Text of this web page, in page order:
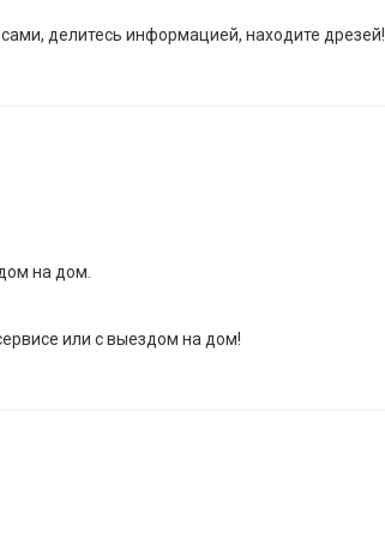
делитесь информацией, находите дрeзей!
на дом.
или с выездом на дом!